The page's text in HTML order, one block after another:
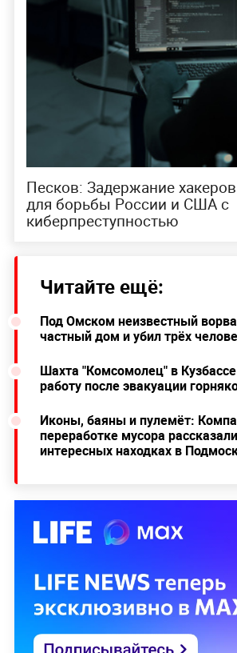
Песков: Задержание
для борьбы России и США с
киберпреступностью
Читайте ещё:
Под Омском неизвестный
частный дом и убил трёх
Шахта "Комсомолец" в
работу после эвакуации
Иконы, баяны и пулемёт:
переработке мусора
интересных находках в